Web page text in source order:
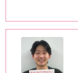
no
image